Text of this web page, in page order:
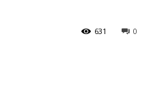
0
631